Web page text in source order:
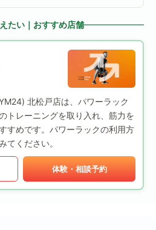
たい｜おすすめ店舗
北松戸店は、パワーラック
トレーニングを取り入れ、筋力を
すめです。パワーラックの利用方
てください。
体験・相談予約